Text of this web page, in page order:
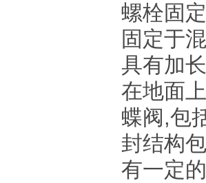
螺栓固
固定于
具有加
在地面
蝶阀,包
封结构
有一定